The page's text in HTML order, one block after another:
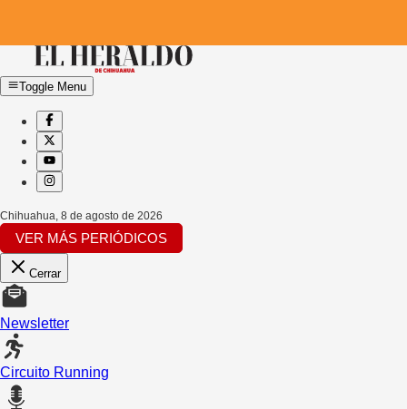
Toggle Menu
Chihuahua 8 de agosto de 2026
VER MÁS PERIÓDICOS
Cerrar
Newsletter
Circuito Running